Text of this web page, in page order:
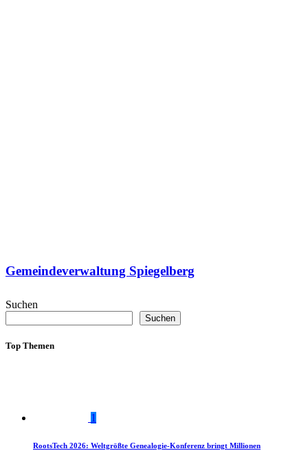
Gemeindeverwaltung Spiegelberg
Suchen
Suchen
Top Themen
1
RootsTech 2026: Weltgrößte Genealogie-Konferenz bringt Millionen